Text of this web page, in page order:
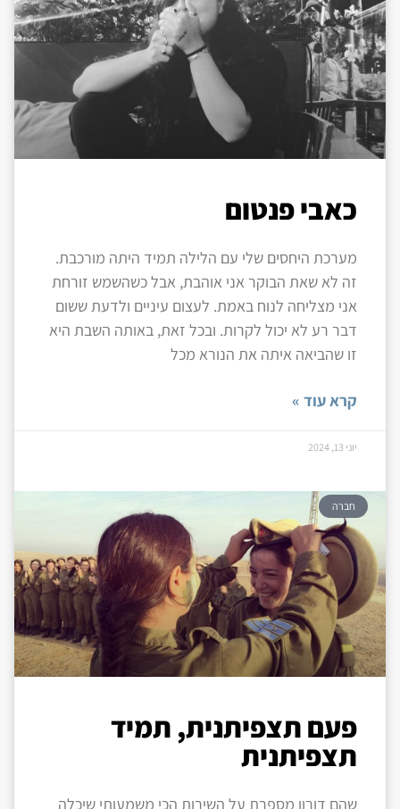
כאבי פנטום
מערכת היחסים שלי עם הלילה תמיד היתה מורכבת.
זה לא שאת הבוקר אני אוהבת, אבל כשהשמש זורחת
אני מצליחה לנוח באמת. לעצום עיניים ולדעת ששום
דבר רע לא יכול לקרות. ובכל זאת, באותה השבת היא
זו שהביאה איתה את הנורא מכל
קרא עוד »
יוני 13, 2024
חברה
פעם תצפיתנית, תמיד
תצפיתנית
שהם דורון מספרת על השירות הכי משמעותי שיכלה